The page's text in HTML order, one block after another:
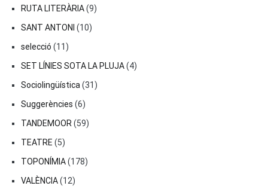
RUTA LITERÀRIA(9)
SANT ANTONI (10)
selecció (11)
SET LÍNIES SOTA LA PLUJA(4)
Sociolingüística (31)
Suggerències (6)
TANDEMOOR (59)
TEATRE (5)
TOPONÍMIA(178)
VALÈNCIA(12)